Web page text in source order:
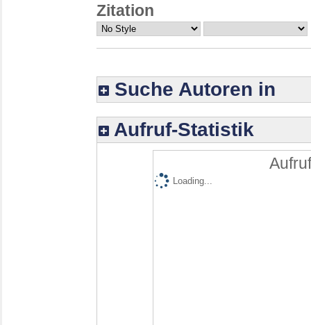
Zitation
Suche Autoren in
Aufruf-Statistik
Loading...